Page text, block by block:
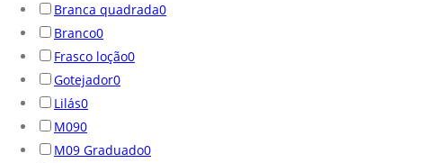
Branca quadrada0
Branco0
Frasco loção0
Gotejador0
Lilás0
M090
M09 Graduado0